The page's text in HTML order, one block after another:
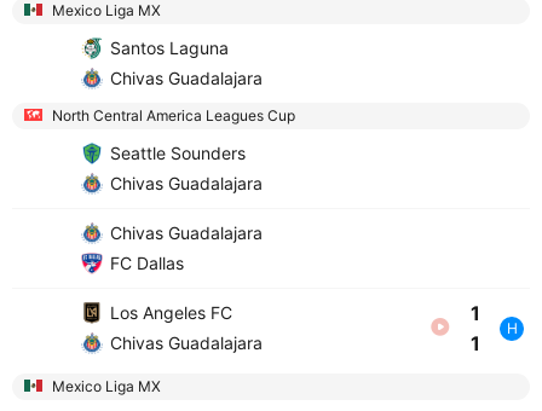
Mexico Liga MX
Santos Laguna
Chivas Guadalajara
North Central America Leagues Cup
Seattle Sounders
Chivas Guadalajara
Chivas Guadalajara
FC Dallas
Los Angeles FC
Chivas Guadalajara
1
1
H
Mexico Liga MX